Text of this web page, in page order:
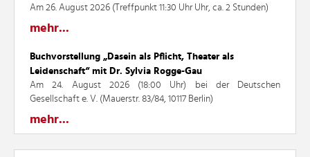
Am 26. August 2026 (Treffpunkt 11:30 Uhr Uhr, ca. 2 Stunden)
mehr...
Buchvorstellung „Dasein als Pflicht, Theater als
Leidenschaft“ mit Dr. Sylvia Rogge-Gau
Am 24. August 2026 (18:00 Uhr) bei der Deutschen
Gesellschaft e. V. (Mauerstr. 83/84, 10117 Berlin)
mehr...